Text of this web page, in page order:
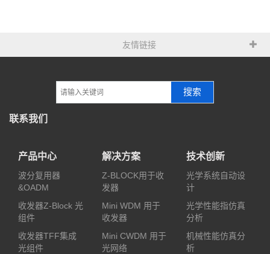
友情链接
搜索
联系我们
产品中心
波分复用器
&OADM
收发器Z-Block 光
组件
收发器TFF集成
光组件
解决方案
Z-BLOCK用于收
发器
Mini WDM 用于
收发器
Mini CWDM 用于
光网络
技术创新
光学系统自动设
计
光学性能指仿真
分析
机械性能仿真分
析